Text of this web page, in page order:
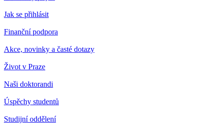
Jak se přihlásit
Finanční podpora
Akce, novinky a časté dotazy
Život v Praze
Naši doktorandi
Úspěchy studentů
Studijní oddělení